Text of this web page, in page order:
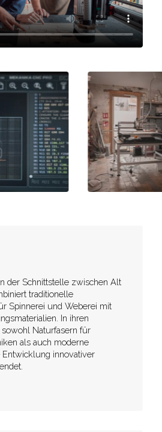
der Schnittstelle zwischen Alt
traditionelle
Spinnerei und Weberei mit
In ihren
Naturfasern für
als auch moderne
Entwicklung innovativer